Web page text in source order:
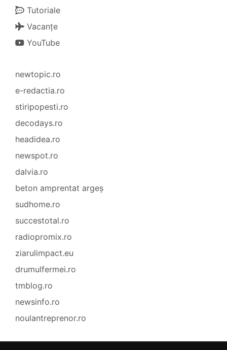
Tutoriale
Vacanțe
YouTube
newtopic.ro
e-redactia.ro
stiripopesti.ro
decodays.ro
headidea.ro
newspot.ro
dalvia.ro
beton amprentat argeș
sudhome.ro
succestotal.ro
radiopromix.ro
ziarulimpact.eu
drumulfermei.ro
tmblog.ro
newsinfo.ro
noulantreprenor.ro